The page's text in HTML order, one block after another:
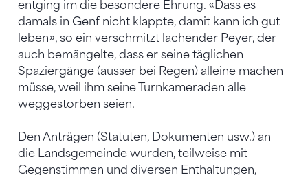
entging im die besondere Ehrung. «Dass es
damals in Genf nicht klappte, damit kann ich gut
leben», so ein verschmitzt lachender Peyer, der
auch bemängelte, dass er seine täglichen
Spaziergänge (ausser bei Regen) alleine machen
müsse, weil ihm seine Turnkameraden alle
weggestorben seien.
Den Anträgen (Statuten, Dokumenten usw.) an
die Landsgemeinde wurden, teilweise mit
Gegenstimmen und diversen Enthaltungen,